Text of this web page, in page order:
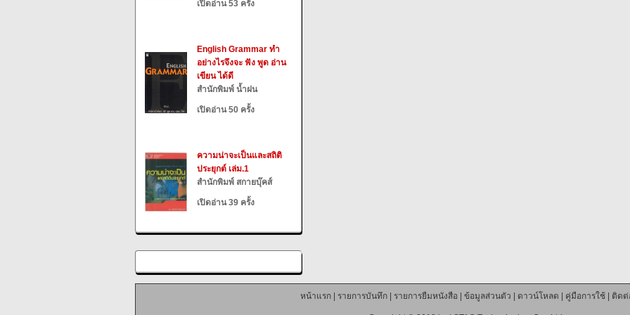
เปิดอ่าน 53 ครั้ง
English Grammar ทำ
อย่างไรจึงจะ ฟัง พูด อ่าน
เขียน ได้ดี
สำนักพิมพ์ น้ำฝน
เปิดอ่าน 50 ครั้ง
ความน่าจะเป็นและสถิติ
ประยุกต์ เล่ม.1
สำนักพิมพ์ สกายบุ๊คส์
เปิดอ่าน 39 ครั้ง
หน้าแรก| รายการบันทึก| รายการยืมหนังสือ ข้อมูลส่วนตัว ดาวน์โหลด คู่มือการใช้| ติดต่